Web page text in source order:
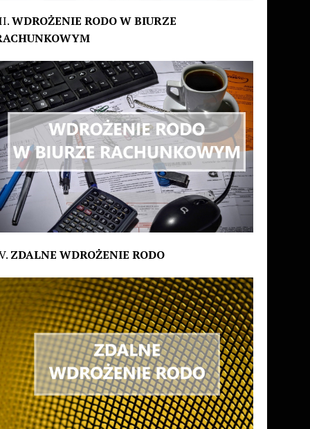
WDROŻENIE RODO W BIURZE
ZDALNE WDROŻENIE RODO